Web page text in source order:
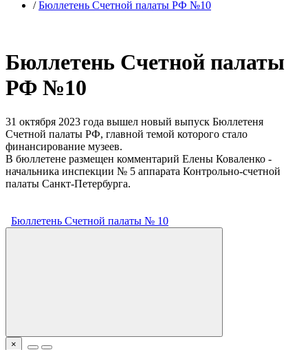
/ Бюллетень Счетной палаты РФ №10
Бюллетень Счетной палаты
РФ №10
31 октября 2023 года вышел новый выпуск Бюллетеня
Счетной палаты РФ, главной темой которого стало
финансирование музеев.
В бюллетене размещен комментарий Елены Коваленко -
начальника инспекции № 5 аппарата Контрольно-счетной
палаты Санкт-Петербурга.
Бюллетень Счетной палаты № 10
×